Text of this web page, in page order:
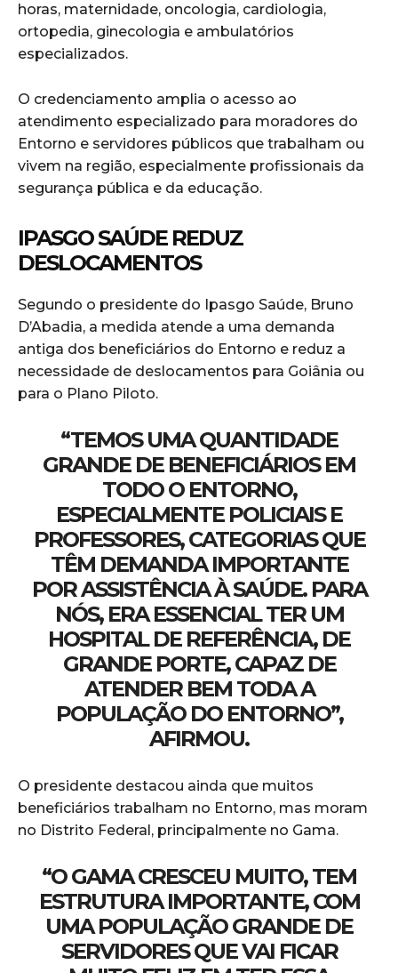
horas, maternidade, oncologia, cardiologia,
ortopedia, ginecologia e ambulatórios
especializados.
O credenciamento amplia o acesso ao
atendimento especializado para moradores do
Entorno e servidores públicos que trabalham ou
vivem na região, especialmente profissionais da
segurança pública e da educação.
IPASGO SAÚDE REDUZ
DESLOCAMENTOS
Segundo o presidente do Ipasgo Saúde, Bruno
D’Abadia, a medida atende a uma demanda
antiga dos beneficiários do Entorno e reduz a
necessidade de deslocamentos para Goiânia ou
para o Plano Piloto.
“TEMOS UMA QUANTIDADE
GRANDE DE BENEFICIÁRIOS EM
TODO O ENTORNO,
ESPECIALMENTE POLICIAIS E
PROFESSORES, CATEGORIAS QUE
TÊM DEMANDA IMPORTANTE
POR ASSISTÊNCIA À SAÚDE. PARA
NÓS, ERA ESSENCIAL TER UM
HOSPITAL DE REFERÊNCIA, DE
GRANDE PORTE, CAPAZ DE
ATENDER BEM TODA A
POPULAÇÃO DO ENTORNO”,
AFIRMOU.
O presidente destacou ainda que muitos
beneficiários trabalham no Entorno, mas moram
no Distrito Federal, principalmente no Gama.
“O GAMA CRESCEU MUITO, TEM
ESTRUTURA IMPORTANTE, COM
UMA POPULAÇÃO GRANDE DE
SERVIDORES QUE VAI FICAR